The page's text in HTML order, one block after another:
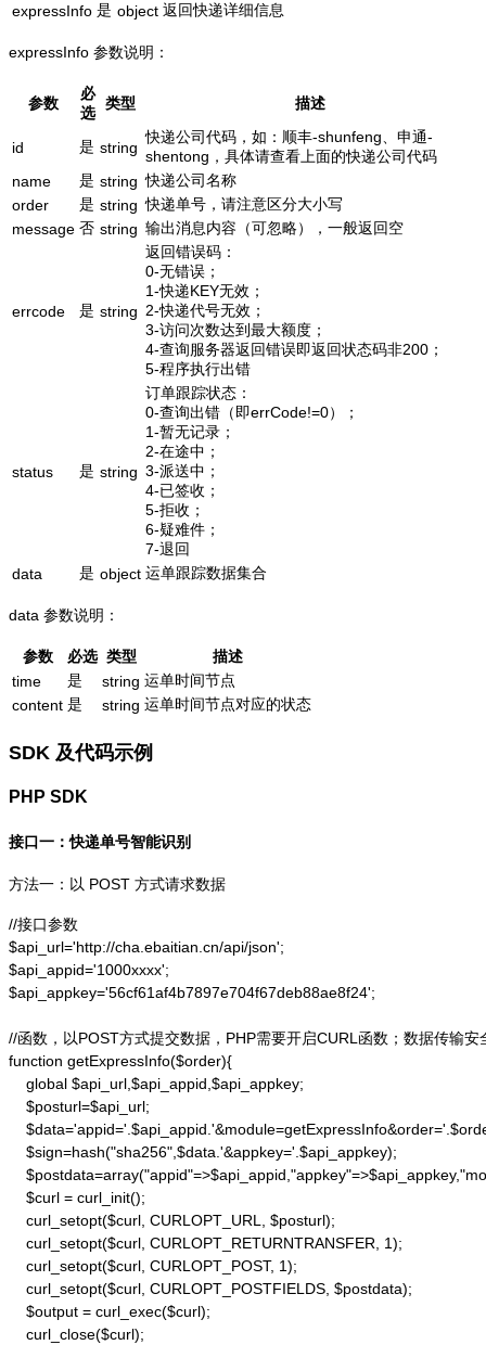
expressInfo 是 object 返回快递详细信息
expressInfo 参数说明：
参数
必
选
类型 描述
id 是 string
快递公司代码，如：顺丰-shunfeng、申通-
shentong，具体请查看上面的快递公司代码
name
是 string 快递公司名称
order
是 string 快递单号，请注意区分大小写
message 否 string 输出消息内容（可忽略），一般返回空
errcode 是 string
返回错误码：
0-无错误；
1-快递KEY无效；
2-快递代号无效；
3-访问次数达到最大额度；
4-查询服务器返回错误即返回状态码非200；
5-程序执行出错
status 是 string
订单跟踪状态：
0-查询出错（即errCode!=0）；
1-暂无记录；
2-在途中；
3-派送中；
4-已签收；
5-拒收；
6-疑难件；
7-退回
data
是 object 运单跟踪数据集合
data 参数说明：
参数 必选 类型
描述
time
是 string 运单时间节点
content 是 string 运单时间节点对应的状态
SDK 及代码示例
PHP SDK
接口一：快递单号智能识别
方法一：以 POST 方式请求数据
//接口参数
$api_url='http://cha.ebaitian.cn/api/json';
$api_appid='1000xxxx';
$api_appkey='56cf61af4b7897e704f67deb88ae8f24';
//函数，以POST方式提交数据，PHP需要开启CURL函数；数据传输安
function getExpressInfo($order){
    global $api_url,$api_appid,$api_appkey;
    $posturl=$api_url;
    $sign=hash("sha256",$data.'&appkey='.$api_appkey);
    $curl = curl_init();
    curl_setopt($curl, CURLOPT_URL, $posturl);
    curl_setopt($curl, CURLOPT_RETURNTRANSFER, 1);
    curl_setopt($curl, CURLOPT_POST, 1);
    curl_setopt($curl, CURLOPT_POSTFIELDS, $postdata);
    $output = curl_exec($curl);
    curl_close($curl);